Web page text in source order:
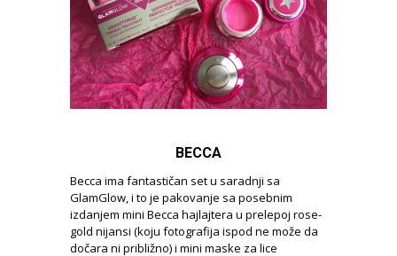
BECCA
Becca ima fantastičan set u saradnji sa
GlamGlow, i to je pakovanje sa posebnim
izdanjem mini Becca hajlajtera u prelepoj rose-
gold nijansi (koju fotografija ispod ne može da
dočara ni približno) i mini maske za lice